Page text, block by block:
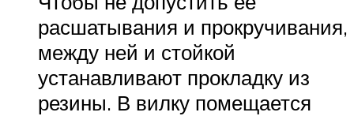
расшатывания и прокручивания,
между ней и стойкой
устанавливают прокладку из
резины. В вилку помещается